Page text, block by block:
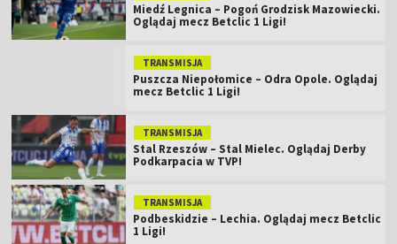
Miedź Legnica – Pogoń Grodzisk Mazowiecki.
Oglądaj mecz Betclic 1 Ligi!
TRANSMISJA
Puszcza Niepołomice – Odra Opole. Oglądaj
mecz Betclic 1 Ligi!
TRANSMISJA
Stal Rzeszów – Stal Mielec. Oglądaj Derby
Podkarpacia w TVP!
TRANSMISJA
Podbeskidzie – Lechia. Oglądaj mecz Betclic
1 Ligi!